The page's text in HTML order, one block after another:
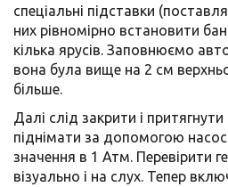
спеціальні підставки
них рівномірно встановити
кілька ярусів. Заповнюємо
вона була вище на 2 см
більше.
Далі слід закрити і
піднімати за допомогою
значення в 1 Атм. Перевірити
візуально і на слух. Тепер